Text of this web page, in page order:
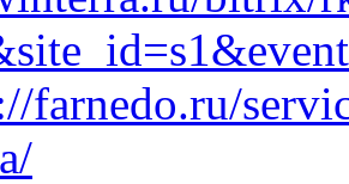
farnedo.ru/